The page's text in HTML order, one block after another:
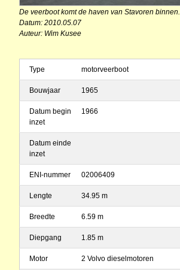
De veerboot komt de haven van Stavoren binnen.
Datum: 2010.05.07
Auteur: Wim Kusee
Type motorveerboot
Bouwjaar 1965
Datum begin
inzet
1966
Datum einde
inzet
ENI-nummer 02006409
Lengte 34.95 m
Breedte 6.59 m
Diepgang 1.85 m
Motor 2 Volvo dieselmotoren